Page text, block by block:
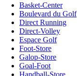
Basket-Center
Boulevard du Golf
Direct Running
Direct-Volley
Espace Golf
Foot-Store
Galop-Store
Goal-Foot
Handball-Store